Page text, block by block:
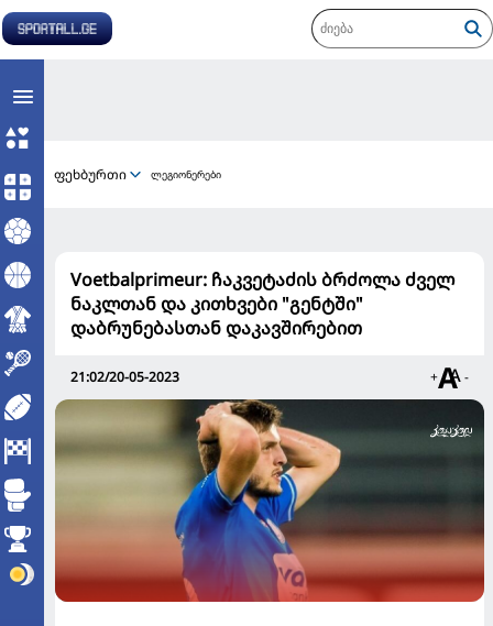
ფეხბურთი ლეგიონერები
Voetbalprimeur: ჩაკვეტაძის ბრძოლა ძველ
ნაკლთან და კითხვები "გენტში"
დაბრუნებასთან დაკავშირებით
21:02/20-05-2023 + -